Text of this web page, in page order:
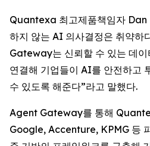
Quantexa 최고제품책임자 Dan
하지 않는 AI 의사결정은 취약하
Gateway는 신뢰할 수 있는 데이
연결해 기업들이 AI를 안전하고
수 있도록 해준다”라고 말했다.
Agent Gateway를 통해
Google, Accenture, KPMG 등